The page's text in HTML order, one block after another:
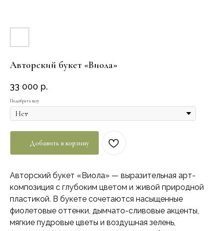
Авторский букет «Виола»
33 000 р.
Подобрать вазу
Добавить в корзину
Авторский букет «Виола» — выразительная арт-
композиция с глубоким цветом и живой природной
пластикой. В букете сочетаются насыщенные
фиолетовые оттенки, дымчато-сливовые акценты,
мягкие пудровые цветы и воздушная зелень,